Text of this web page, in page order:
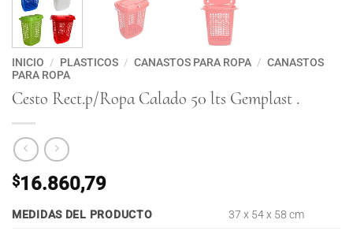
INICIO / PLASTICOS / CANASTOS PARA ROPA / CANASTOS
PARA ROPA
Cesto Rect.p/Ropa Calado 50 lts Gemplast .
$16.860,79
MEDIDAS DEL PRODUCTO 37 x 54 x 58 cm